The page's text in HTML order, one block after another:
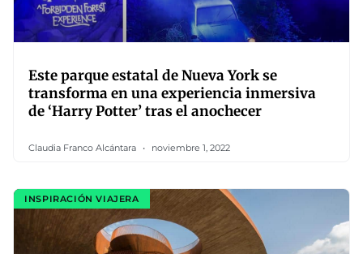
Este parque estatal de Nueva York se
transforma en una experiencia inmersiva
de ‘Harry Potter’ tras el anochecer
Claudia Franco Alcántara noviembre 1, 2022
INSPIRACIÓN VIAJERA